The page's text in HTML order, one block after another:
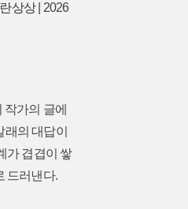
상상| 2026
가의 글에
의 대답이
가 겹겹이 쌓
드러낸다.